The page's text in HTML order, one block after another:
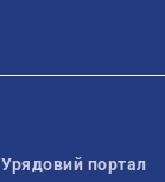
Урядовий портал